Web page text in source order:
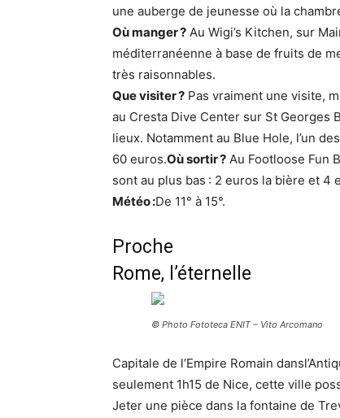
une auberge de jeunesse où la
Où manger ? Au Wigi’s Kitchen, sur
méditerranéenne à base de fruits de
très raisonnables.
Que visiter ? Pas vraiment une visite,
au Cresta Dive Center sur St Georges
lieux. Notamment au Blue Hole, l’un
60 euros.Où sortir ? Au Footloose Fun
sont au plus bas : 2 euros la bière et 4
Météo :De 11° à 15°.
Proche
Rome, l’éternelle
© Photo Fototeca ENIT – Vito Arcomano
Capitale de l’Empire Romain
seulement 1h15 de Nice, cette ville
Jeter une pièce dans la fontaine de